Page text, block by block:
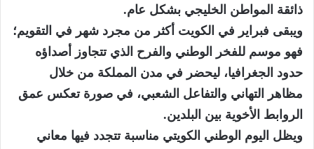
ذائقة المواطن الخليجي بشكل عام.
ويبقى فبراير في الكويت أكثر من مجرد شهر في التقويم؛
فهو موسم للفخر الوطني والفرح الذي تتجاوز أصداؤه
حدود الجغرافيا، ليحضر في مدن المملكة من خلال
مظاهر التهاني والتفاعل الشعبي، في صورة تعكس عمق
الروابط الأخوية بين البلدين.
ويظل اليوم الوطني الكويتي مناسبة تتجدد فيها معاني